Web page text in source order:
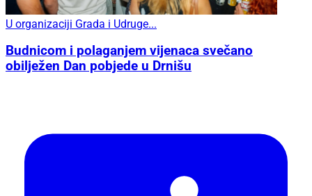
U organizaciji Grada i Udruge...
Budnicom i polaganjem vijenaca svečano
obilježen Dan pobjede u Drnišu